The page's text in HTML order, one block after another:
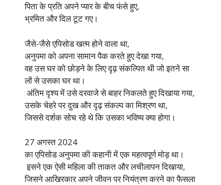
पिता के प्रति अपने प्यार के बीच फंसे हुए,
भ्रमित और दिल टूट गए।
जैसे-जैसे एपिसोड खत्म होने वाला था,
अनुपमा को अपना सामान पैक करते हुए देखा गया,
वह उस घर को छोड़ने के लिए दृढ़ संकल्पित थी जो इतने सा
लों से उसका घर था।
अंतिम दृश्य में उसे दरवाजे से बाहर निकलते हुए दिखाया गया,
उसके चेहरे पर दुख और दृढ़ संकल्प का मिश्रण था,
जिससे दर्शक सोच रहे थे कि उसका भविष्य क्या होगा।
27 अगस्त 2024
का एपिसोड अनुपमा की कहानी में एक महत्वपूर्ण मोड़ था।
इसने एक ऐसी महिला की ताकत और लचीलापन दिखाया,
जिसने आखिरकार अपने जीवन पर नियंत्रण करने का फैसला